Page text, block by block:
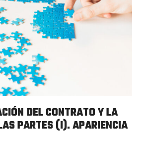
DEL CONTRATO Y LA
PARTES (I). APARIENCIA